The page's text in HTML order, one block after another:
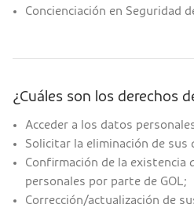
Concienciación en Seguridad
¿Cuáles son los derechos
Acceder a los datos
Solicitar la eliminación de sus
Confirmación de la
personales por parte de GOL;
Corrección/actualización de